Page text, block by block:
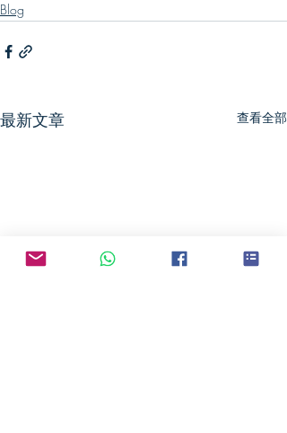
Blog
最新文章 查看全部